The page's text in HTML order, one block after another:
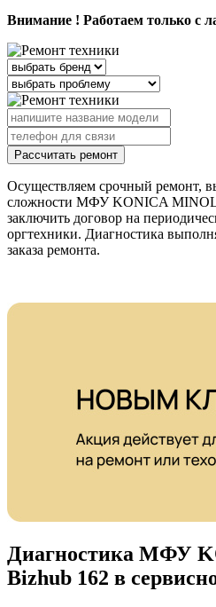
Внимание ! Работаем только с
Рассчитать ремонт
Осуществляем срочный ремонт,
сложности МФУ KONICA
заключить договор на
оргтехники. Диагностика
заказа ремонта.
Диагностика МФУ
Bizhub 162 в